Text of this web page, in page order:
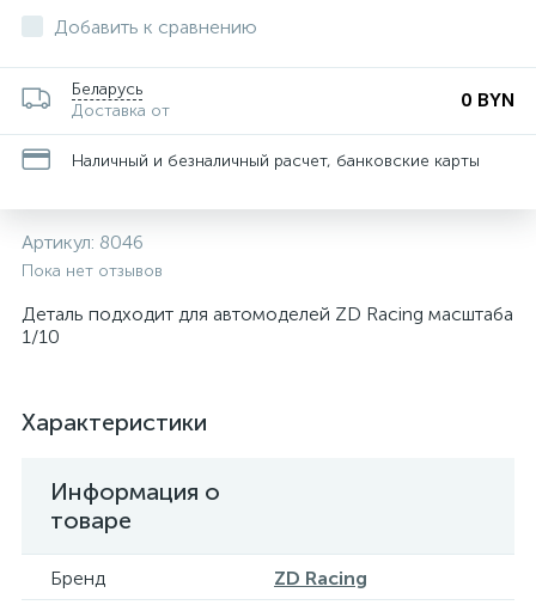
Добавить к сравнению
Беларусь
Доставка от
0 BYN
Наличный и безналичный расчет, банковские карты
Артикул: 8046
Пока нет отзывов
Деталь подходит для автомоделей ZD Racing масштаба
1/10
Характеристики
Информация о
товаре
Бренд
ZD Racing